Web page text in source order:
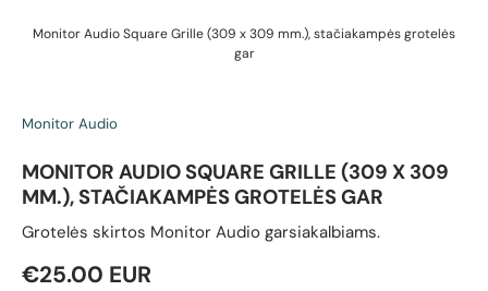
Monitor Audio Square Grille (309 x 309 mm.), stačiakampės grotelės
gar
Monitor Audio
MONITOR AUDIO SQUARE GRILLE (309 X 309
MM.), STAČIAKAMPĖS GROTELĖS GAR
Grotelės skirtos Monitor Audio garsiakalbiams.
Reguliari kaina
€25.00 EUR